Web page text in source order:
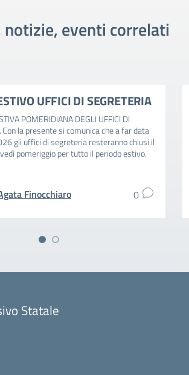
notizie, eventi correlati
UFFICI DI SEGRETERIA
POMERIDIANA DEGLI UFFICI DI
Con la presente si comunica che a far data
gli uffici di segreteria resteranno chiusi il
pomeriggio per tutto il periodo estivo.
Finocchiaro 0
Statale